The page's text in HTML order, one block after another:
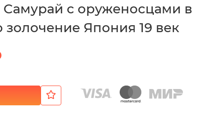
Самурай с оруженосцами в
Япония 19 век